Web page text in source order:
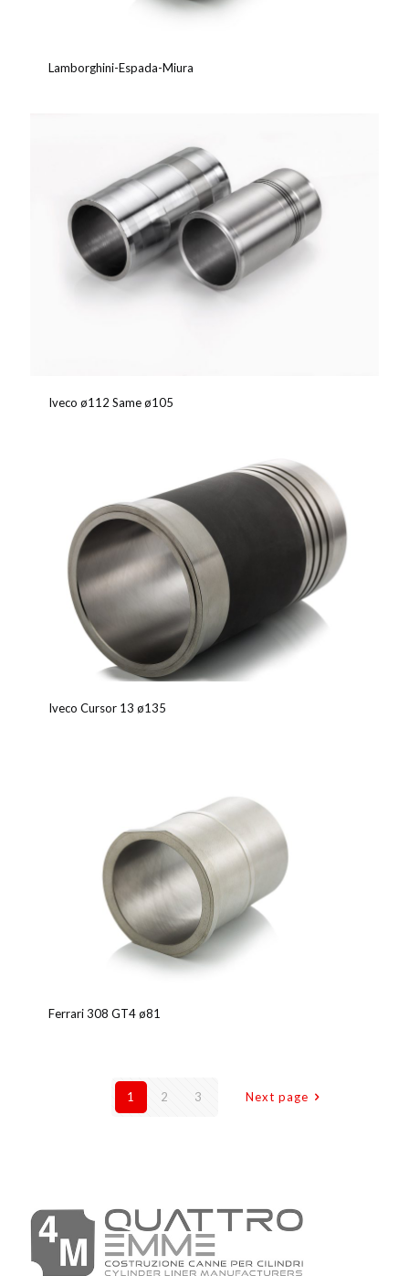
Lamborghini-Espada-Miura
Iveco ø112 Same ø105
Iveco Cursor 13 ø135
Ferrari 308 GT4 ø81
1 2 3 Next page